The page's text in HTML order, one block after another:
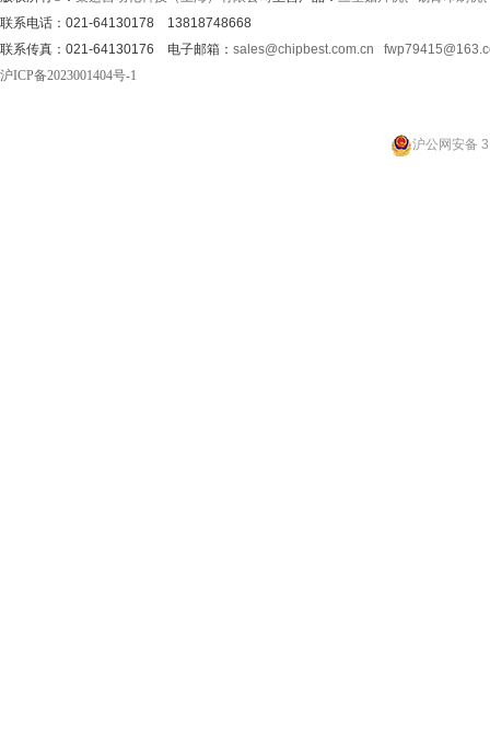
联系电话：021-64130178 13818748668
联系传真：021-64130176 电子邮箱： sales@chipbest.com.cn
沪ICP备2023001404号-1
沪公网安备